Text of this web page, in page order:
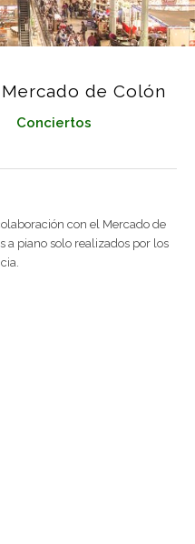
de Colón
Conciertos
con el Mercado de
a piano solo realizados por los